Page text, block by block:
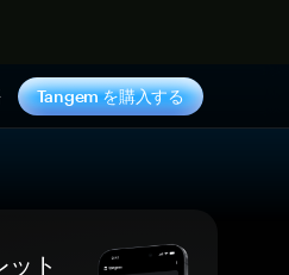
Tangem を購入する
ト